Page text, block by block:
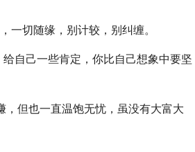
一切随缘，别计较，别纠缠。
自己一些肯定，你比自己想象中要坚
，但也一直温饱无忧，虽没有大富大